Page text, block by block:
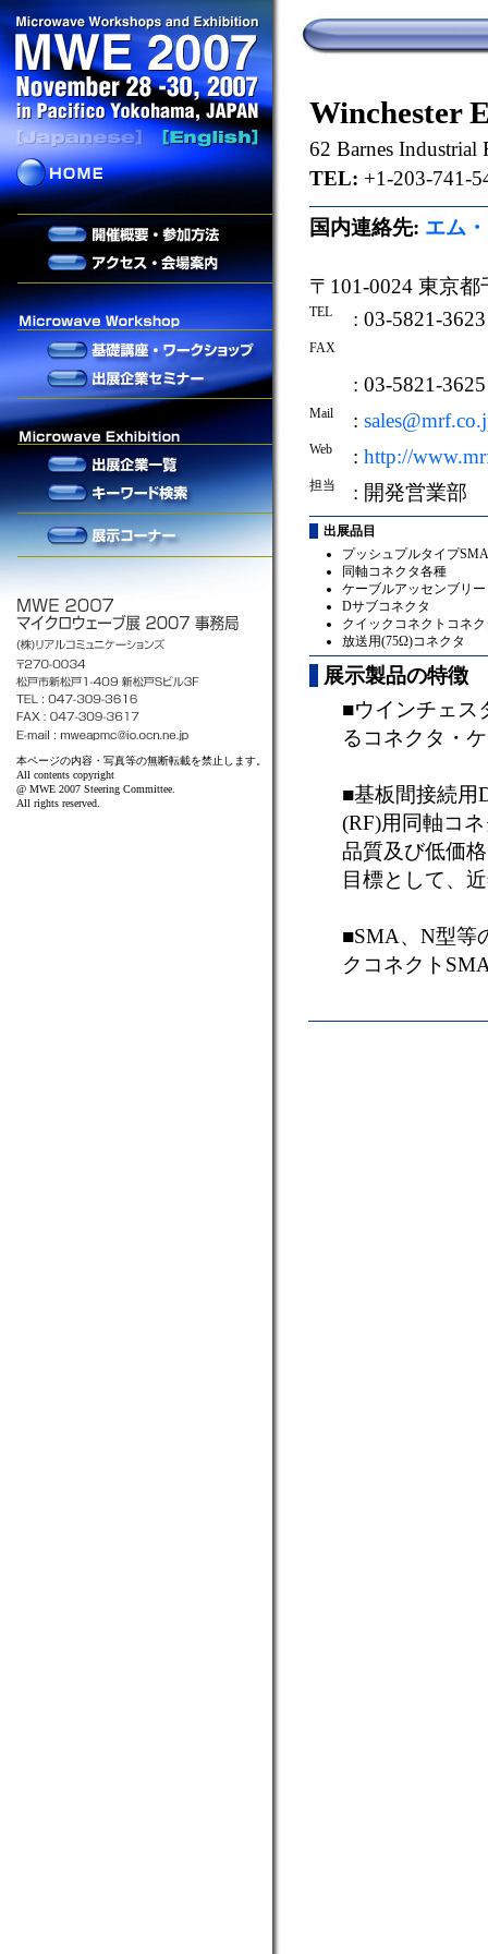
本ページの内容・写真等の無断転載を禁止します。
All contents copyright
@ MWE 2007 Steering Committee.
All rights reserved.
Winchester
62 Barnes
TEL: +1-203-741-
国内連絡先: エム
〒101-0024 東京
TEL : 03-5821-3623
FAX
: 03-5821-3625
Mail :
Web : http://
担当 : 開発営業部
出展品目
プッシュプルタイプ
同軸コネクタ各種
ケーブルアッセンブリー
Dサブコネクタ
クイックコネクトコネ
放送用(75Ω)コネクタ
展示製品の特徴
■ウインチェス
るコネクタ・
■基板間接続用
(RF)用同軸コ
品質及び低価
目標として、
■SMA、N型等
クコネクト